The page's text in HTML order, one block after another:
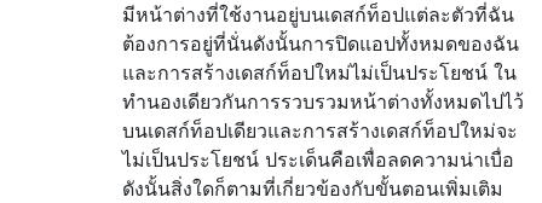
มีหน้าต่างที่ใช้งานอยู่บนเดสก์ท็อปแต่ละตัวที่ฉัน
ต้องการอยู่ที่นั่นดังนั้นการปิดแอปทั้งหมดของฉัน
และการสร้างเดสก์ท็อปใหม่ไม่เป็นประโยชน์ ใน
ทำนองเดียวกันการรวบรวมหน้าต่างทั้งหมดไปไว้
บนเดสก์ท็อปเดียวและการสร้างเดสก์ท็อปใหม่จะ
ไม่เป็นประโยชน์ ประเด็นคือเพื่อลดความน่าเบื่อ
ดังนั้นสิ่งใดก็ตามที่เกี่ยวข้องกับขั้นตอนเพิ่มเติม